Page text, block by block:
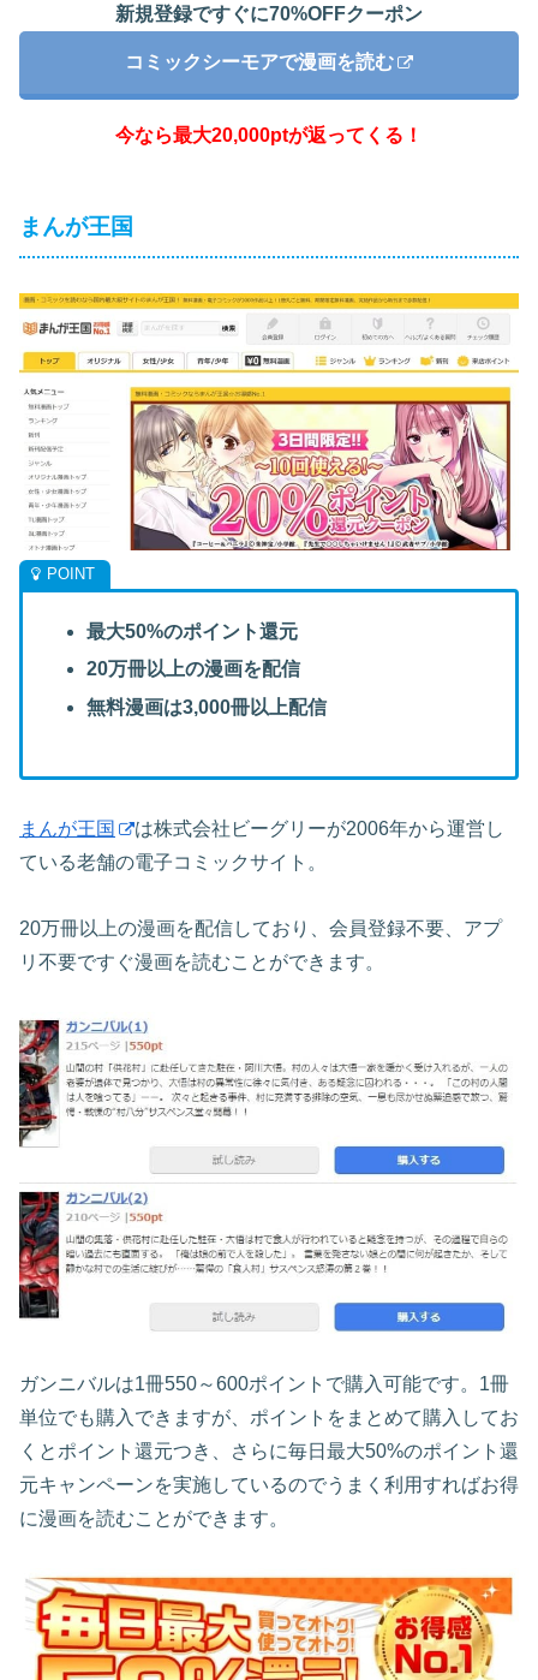
新規登録ですぐに70%OFFクーポン
コミックシーモアで漫画を読む
今なら最大20,000ptが返ってくる！
まんが王国
最大50%のポイント還元
20万冊以上の漫画を配信
無料漫画は3,000冊以上配信
まんが王国
は株式会社ビーグリーが2006年から運営し
ている老舗の電子コミックサイト。
20万冊以上の漫画を配信しており、会員登録不要、アプ
リ不要ですぐ漫画を読むことができます。
ガンニバルは1冊550～600ポイントで購入可能です。1冊
単位でも購入できますが、ポイントをまとめて購入してお
くとポイント還元つき、さらに毎日最大50%のポイント還
元キャンペーンを実施しているのでうまく利用すればお得
に漫画を読むことができます。